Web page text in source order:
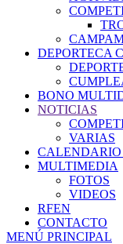
DEPORTECA
BONO
NOTICIAS
VARIAS
MULTIMEDIA
FOTOS
VIDEOS
RFEN
CONTACTO
MENÚ PRINCIPAL